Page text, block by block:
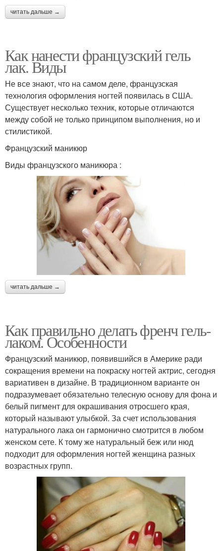
читать дальше →
Как нанести французский гель
лак. Виды
Не все знают, что на самом деле, французская
технология оформления ногтей появилась в США.
Существует несколько техник, которые отличаются
между собой не только принципом выполнения, но и
стилистикой.
Французский маникюр
Виды французского маникюра :
читать дальше →
Как правильно делать френч гель-
лаком. Особенности
Французский маникюр, появившийся в Америке ради
сокращения времени на покраску ногтей актрис, сегодня
вариативен в дизайне. В традиционном варианте он
подразумевает обязательно телесную основу для фона и
белый пигмент для окрашивания отросшего края,
который называют улыбкой. За счет использования
натурального лака он гармонично смотрится в любом
женском сете. К тому же натуральный беж или нюд
подходит для оформления ногтей женщина разных
возрастных групп.